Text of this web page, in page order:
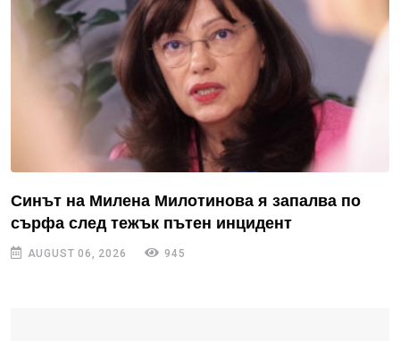
Синът на Милена Милотинова я запалва по
сърфа след тежък пътен инцидент
AUGUST 06, 2026 945